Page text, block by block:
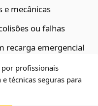
e mecânicas
ou falhas
recarga emergencial
por profissionais
técnicas seguras para